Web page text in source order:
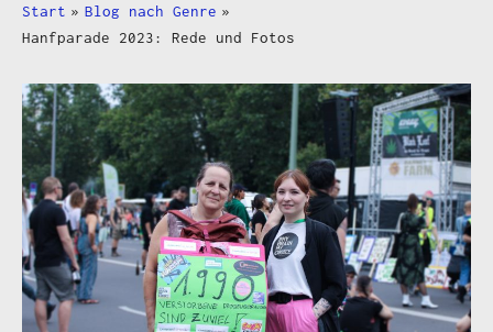
Start
Blog nach Genre
Hanfparade 2023: Rede und Fotos